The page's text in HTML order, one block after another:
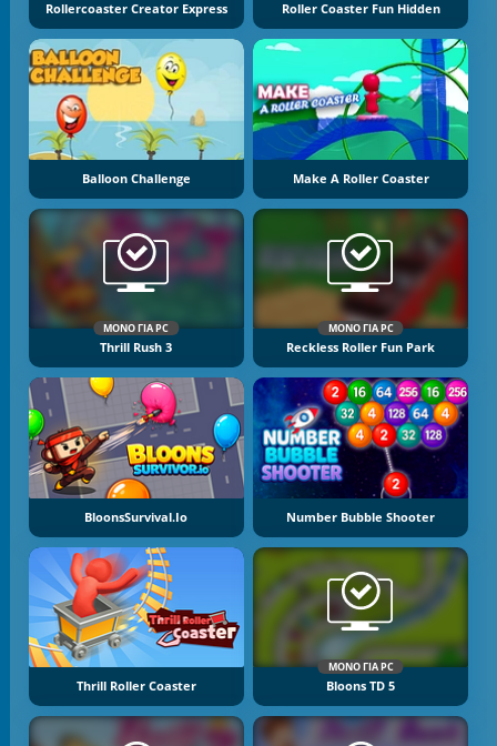
Rollercoaster Creator Express Roller Coaster Fun Hidden
Balloon Challenge Make A Roller Coaster
ΜΌΝΟ ΓΙΑ PC
Thrill Rush 3
ΜΌΝΟ ΓΙΑ PC
Reckless Roller Fun Park
BloonsSurvival.io Number Bubble Shooter
Thrill Roller Coaster
ΜΌΝΟ ΓΙΑ PC
Bloons TD 5